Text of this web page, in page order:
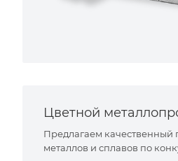
Цветной
Предлагаем качественный
металлов и сплавов по